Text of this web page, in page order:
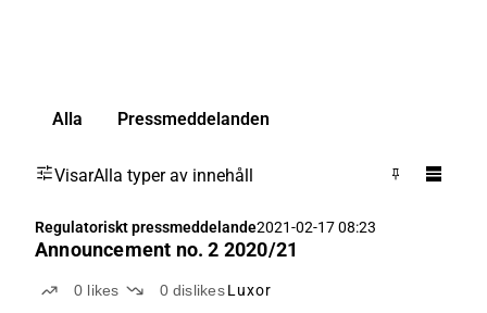
Alla Pressmeddelanden
VisarAlla typer av innehåll
Regulatoriskt pressmeddelande2021-02-17 08:23
Announcement no. 2 2020/21
0 likes 0 dislikes Luxor